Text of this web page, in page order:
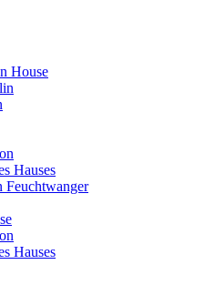
House
Hauses
Hauses